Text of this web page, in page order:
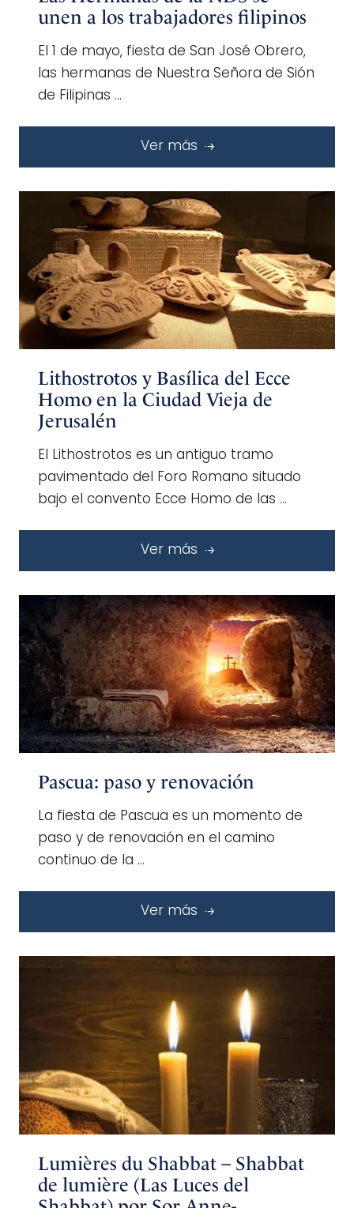
unen a los trabajadores filipinos
El 1 de mayo, fiesta de San José Obrero,
las hermanas de Nuestra Señora de Sión
de Filipinas …
Ver más
Lithostrotos y Basílica del Ecce
Homo en la Ciudad Vieja de
Jerusalén
El Lithostrotos es un antiguo tramo
pavimentado del Foro Romano situado
bajo el convento Ecce Homo de las …
Ver más
Pascua: paso y renovación
La fiesta de Pascua es un momento de
paso y de renovación en el camino
continuo de la …
Ver más
Lumières du Shabbat – Shabbat
de lumière (Las Luces del